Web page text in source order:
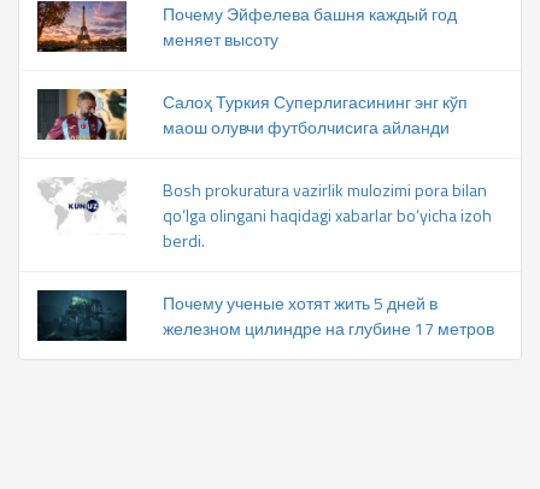
Почему Эйфелева башня каждый год
меняет высоту
Салоҳ Туркия Суперлигасининг энг кўп
маош олувчи футболчисига айланди
Bosh prokuratura vazirlik mulozimi pora bilan
qo‘lga olingani haqidagi xabarlar bo‘yicha izoh
berdi.
Почему ученые хотят жить 5 дней в
железном цилиндре на глубине 17 метров